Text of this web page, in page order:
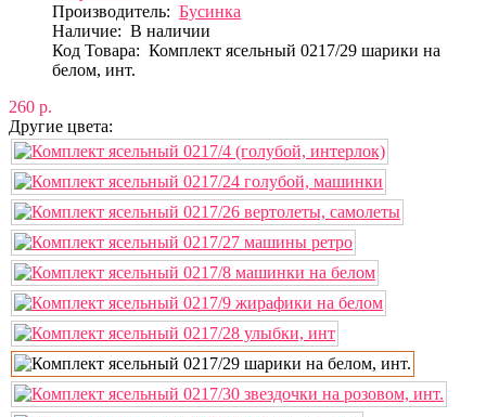
Производитель: Бусинка
Наличие: В наличии
Код Товара: Комплект ясельный 0217/29 шарики на
белом, инт.
260 р.
Другие цвета: